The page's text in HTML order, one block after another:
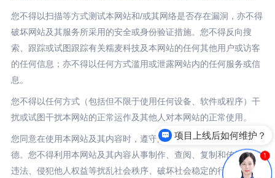
您不得以扫描等方式测试本网站和/或其网络是否存在漏洞，亦不得
破坏网站及其服务所采用的安全或身份验证措施。您不得反向搜
索、跟踪或试图跟踪有关糯麦科技及本网站的任何其他用户或访客
的任何信息；亦不得以任何方式滥用或泄露网站内的任何服务或信
息。
您不得以任何方式（包括但不限于使用任何设备、软件或程序）干
扰或试图干扰本网站的正常运作及其他人对本网站的正常使用。
您同意在使用本网站及其内容时，遵守国家法律法规、社会公共道
德。您不得利用本网站及其内容从事制作、查阅、复制和传播任何
违法、侵犯他人权益等扰乱社会秩序、破坏社会稳定的行为，亦不
项目上线后如何维护？